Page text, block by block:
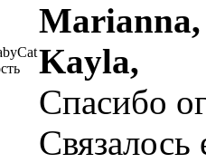
Marianna,
Kayla,
Спасибо